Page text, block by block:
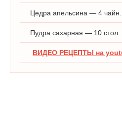
Цедра апельсина — 4 чайн.
Пудра сахарная — 10 стол.
ВИДЕО РЕЦЕПТЫ на